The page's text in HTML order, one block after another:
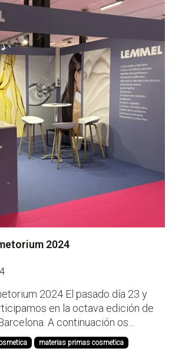
2024
2024 El pasado día 23 y
en la octava edición de
A continuación os
de nuestro portfolio:
origen natural: Adeka Nol EHG
materias primas cosmetica